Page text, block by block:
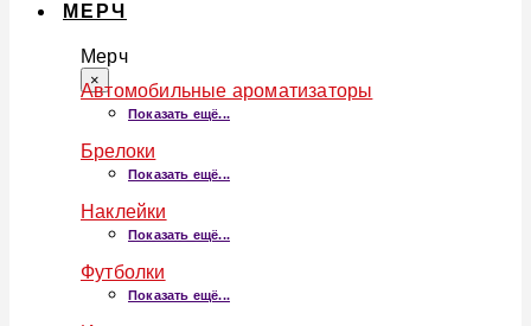
МЕРЧ
Мерч
×
Автомобильные ароматизаторы
Показать ещё...
Брелоки
Показать ещё...
Наклейки
Показать ещё...
Футболки
Показать ещё...